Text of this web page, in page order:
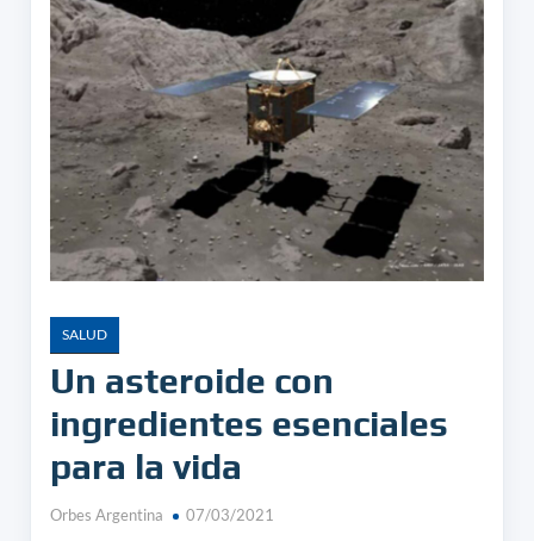
SALUD
Un asteroide con
ingredientes esenciales
para la vida
Orbes Argentina 07/03/2021